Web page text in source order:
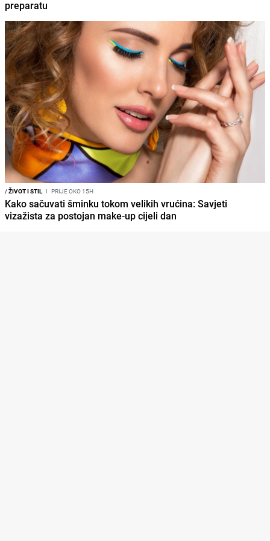
preparatu
/ŽIVOT I STIL I PRIJE OKO 15H
Kako sačuvati šminku tokom velikih vrućina: Savjeti
vizažista za postojan make-up cijeli dan